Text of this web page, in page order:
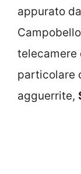
appurato
telecamere
particolare
agguerrite,